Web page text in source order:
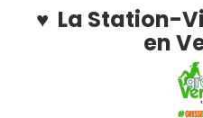
♥ La Station-
en